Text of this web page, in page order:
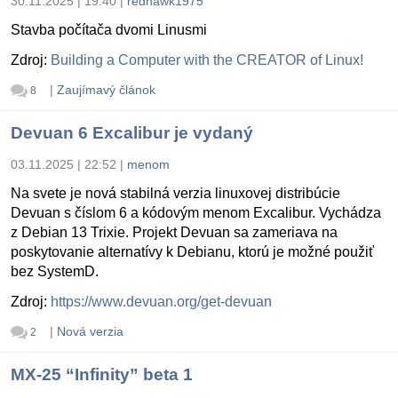
Stavba počítača dvomi Linusmi
Zdroj: Building a Computer with the CREATOR of Linux!
8 | Zaujímavý článok
Devuan 6 Excalibur je vydaný
03.11.2025 | 22:52 | menom
Na svete je nová stabilná verzia linuxovej distribúcie
Devuan s číslom 6 a kódovým menom Excalibur. Vychádza
z Debian 13 Trixie. Projekt Devuan sa zameriava na
poskytovanie alternatívy k Debianu, ktorú je možné použiť
bez SystemD.
Zdroj: https://www.devuan.org/get-devuan
2 | Nová verzia
MX-25 “Infinity” beta 1